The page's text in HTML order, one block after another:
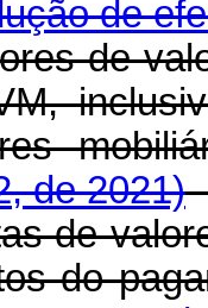
de
de
de 2021)
de
do